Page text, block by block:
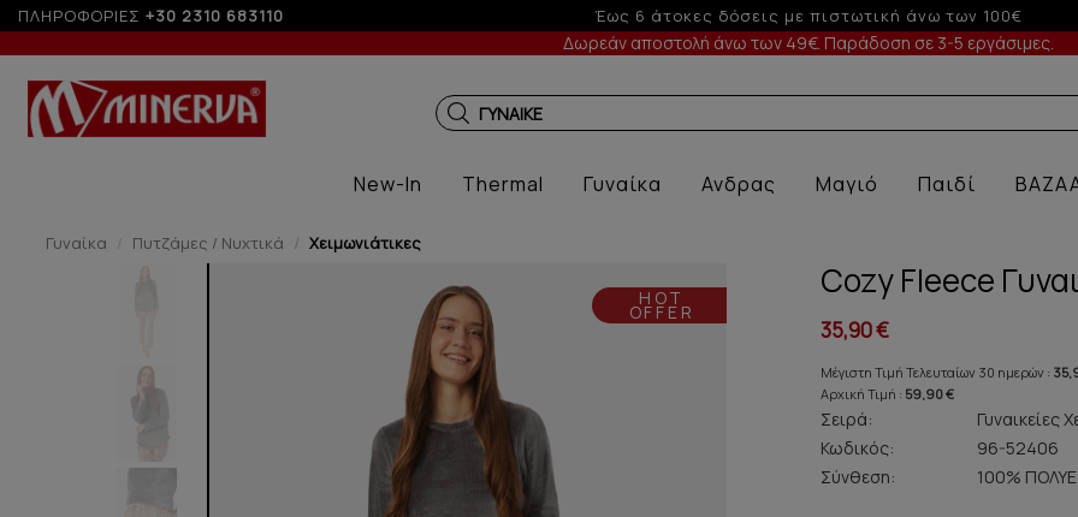
ΠΛΗΡΟΦΟΡΙΕΣ +30 2310 683110
άτοκες δόσεις με πιστωτική άνω των 100€ -5% σε παραγγελίες άνω των 200€ σε
Δωρεάν αποστολή άνω των 49€. Παράδοση σε 3-5 εργάσιμες.
ΓΥΝΑΙΚΕΙΑ ΜΑΓΙΟ
New-In Thermal Γυναίκα Ανδρας Μαγιό Παιδί
Γυναίκα Πυτζάμες / Νυχτικά Χειμωνιάτικες
HOT
OFFER
Cozy Fleece
35,90 €
Μέγιστη Τιμή Τελευταίων 30 ημερών :
Αρχική Τιμή : 59,90 €
Σειρά:
Γυναικείες
Κωδικός:
96-52406
Σύνθεση:
100%